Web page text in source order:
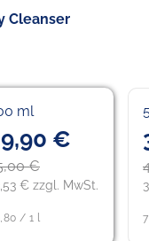
Cleanser
ml
€
€
€ zzgl. MwSt.
/ 1 l